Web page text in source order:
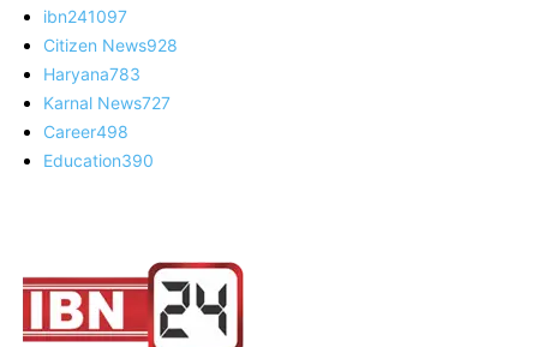
ibn241097
Citizen News928
Haryana783
Karnal News727
Career498
Education390